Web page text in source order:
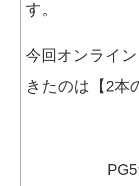
す。
今回オンライ
きたのは【2本